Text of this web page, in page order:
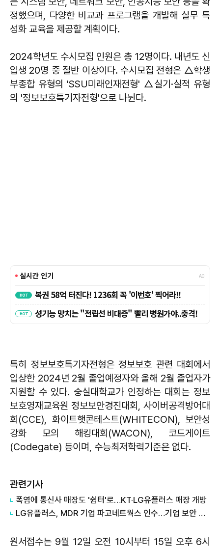
정했으며, 다양한 비교과 프로그램을 개발해 실무 특
성화 교육을 제공할 계획이다.
2024학년도 수시모집 인원은 총 12명이다. 내년도 신
입생 20명 중 절반 이상이다. 수시모집 전형은 △학생
부종합 유형의 'SSU미래인재전형' △실기·실적 유형
의 '정보보호특기자전형'으로 나뉜다.
특히 정보보호특기자전형은 정보보호 관련 대회에서
입상한 2024년 2월 졸업예정자와 올해 2월 졸업자가
지원할 수 있다. 숭실대학교가 인정하는 대회는 정보
보호영재교육원 정보보안경진대회, 사이버공격방어대
회(CCE), 화이트햇콘테스트(WHITECON), 보안성
강화 모의 해킹대회(WACON), 코드게이트
(Codegate) 등이며, 수능최저학력기준은 없다.
관련기사
폭염에 통신사 매장도 '쉼터'로…KT·LG유플러스 매장 개방
LG유플러스, MDR 기업 파고네트웍스 인수…기업 보안 사업 강화
원서접수는 9월 12일 오전 10시부터 15일 오후 6시